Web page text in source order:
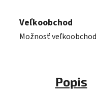
Veľkoobchod
Možnosť
Popis